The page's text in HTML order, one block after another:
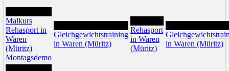
Malkurs
Rehasport in
Waren
(Müritz)
Montagsdemo
Gleichgewichtstraining
in Waren (Müritz)
Rehasport
in Waren
(Müritz)
in Waren (Müritz)